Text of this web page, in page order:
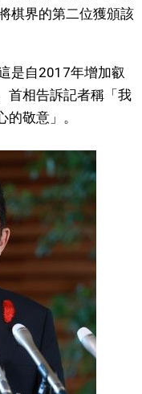
棋界的第二位獲頒該
是自2017年增加叡
首相告訴記者稱「我
敬意」。